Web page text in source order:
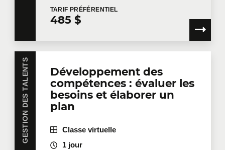
TARIF PRÉFÉRENTIEL
485 $
GESTION DES TALENTS
Développement des
compétences : évaluer les
besoins et élaborer un
plan
Classe virtuelle
1 jour